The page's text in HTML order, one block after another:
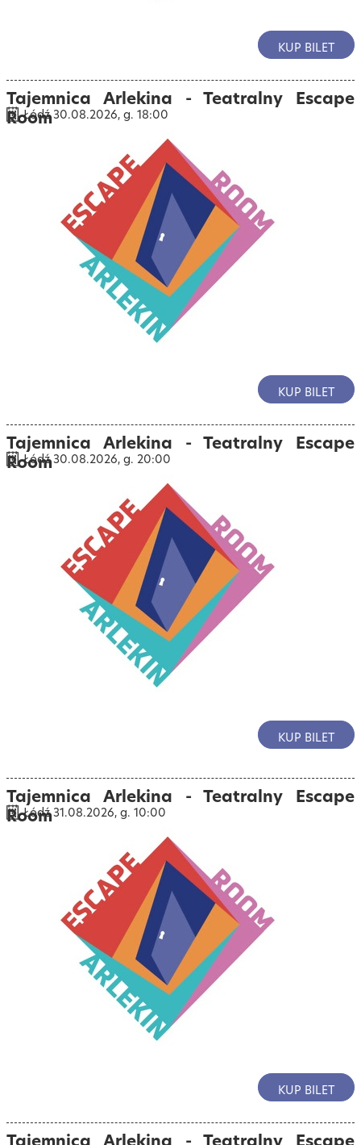
KUP BILET
Tajemnica Arlekina - Teatralny Escape
Room
Łódź 30.08.2026, g. 18:00
KUP BILET
Tajemnica Arlekina - Teatralny Escape
Room
Łódź 30.08.2026, g. 20:00
KUP BILET
Tajemnica Arlekina - Teatralny Escape
Room
Łódź 31.08.2026, g. 10:00
KUP BILET